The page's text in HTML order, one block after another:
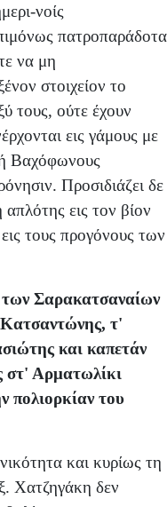
νοίς
πατροπαράδοτα
να μη
στοιχείον το
τους, ούτε έχουν
εις γάμους με
Βαχόφωνους
Προσιδιάζει δε
εις τον βίον
τους προγόνους των
Σαρακατσαναίων
τ'
και καπετάν
στ' Αρματωλίκι
πολιορκίαν του
και κυρίως τη
Χατζηγάκη δεν